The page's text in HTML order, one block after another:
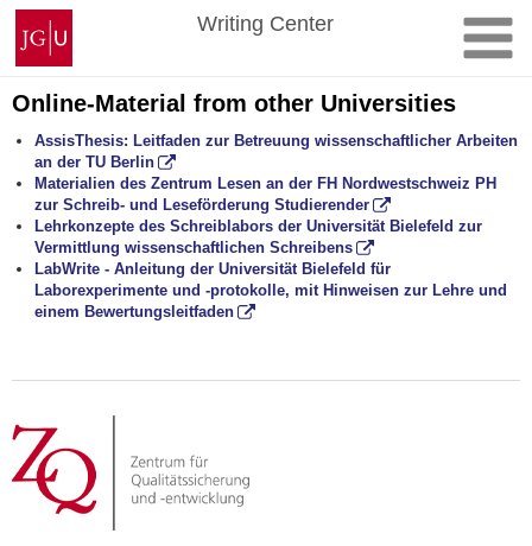
Skip
content
Johannes
Gutenberg
University
Mainz
Writing Center
Online-Material from other Universities
AssisThesis: Leitfaden zur Betreuung wissenschaftlicher Arbeiten
an der TU Berlin
Materialien des Zentrum Lesen an der FH Nordwestschweiz PH
zur Schreib- und Leseförderung Studierender
Lehrkonzepte des Schreiblabors der Universität Bielefeld zur
Vermittlung wissenschaftlichen Schreibens
LabWrite - Anleitung der Universität Bielefeld für
Laborexperimente und -protokolle, mit Hinweisen zur Lehre und
einem Bewertungsleitfaden